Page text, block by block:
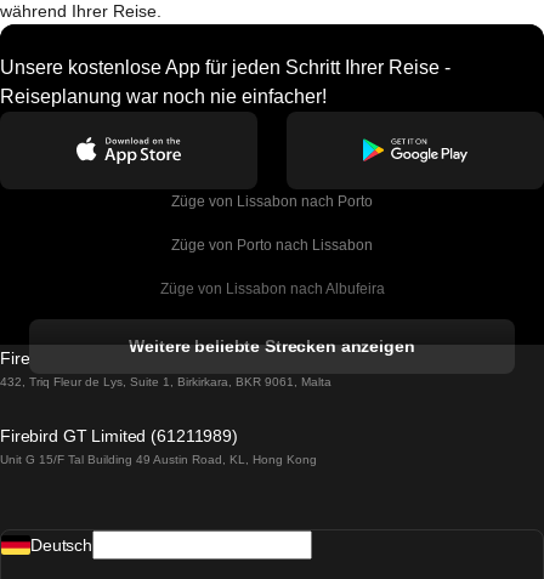
während Ihrer Reise.
Unsere kostenlose App für jeden Schritt Ihrer Reise -
Reiseplanung war noch nie einfacher!
Züge von Lissabon nach Porto
Züge von Porto nach Lissabon
Züge von Lissabon nach Albufeira
Züge von Lissabon nach Lagos
Züge von Lissabon nach Madrid
Weitere beliebte Strecken anzeigen
Firebird GT Limited (OC 1451)
432, Triq Fleur de Lys, Suite 1, Birkirkara, BKR 9061, Malta
Firebird GT Limited (61211989)
Unit G 15/F Tal Building 49 Austin Road, KL, Hong Kong
Deutsch